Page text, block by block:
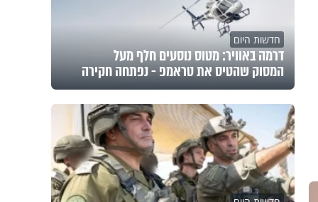
חדשות היום
דרמה באוויר: מטוס נוסעים חלף מעל
המסוק שהטיס את טראמפ - נפתחה חקירה